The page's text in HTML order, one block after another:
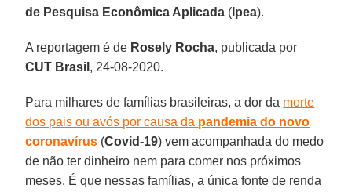
de Pesquisa Econômica Aplicada ( Ipea).
A reportagem é de Rosely Rocha, publicada por
CUT Brasil , 24-08-2020.
Para milhares de famílias brasileiras, a dor da morte
dos pais ou avós por causa da pandemia do novo
coronavírus (Covid-19) vem acompanhada do medo
de não ter dinheiro nem para comer nos próximos
meses. É que nessas famílias, a única fonte de renda